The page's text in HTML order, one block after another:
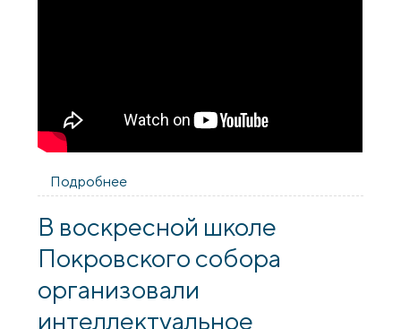
Подробнее
Покровского собора побеседовали с
участниками слёта Гродненской епархии
В воскресной школе
Покровского собора
организовали
интеллектуальное